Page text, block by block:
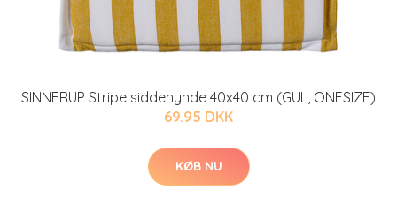
SINNERUP Stripe siddehynde 40x40 cm (GUL, ONESIZE)
69.95 DKK
KØB NU